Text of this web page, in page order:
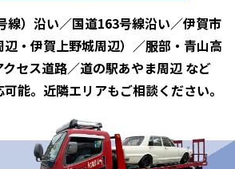
線）沿い／国道163号線沿い／伊賀市
・伊賀上野城周辺）／服部・青山高
セス道路／道の駅あやま周辺 など
能。近隣エリアもご相談ください。